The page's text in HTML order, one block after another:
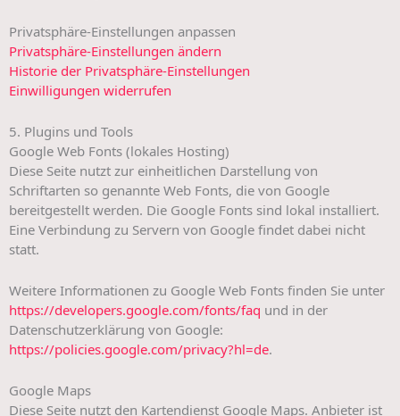
Privatsphäre-Einstellungen anpassen
Privatsphäre-Einstellungen ändern
Historie der Privatsphäre-Einstellungen
Einwilligungen widerrufen
5. Plugins und Tools
Google Web Fonts (lokales Hosting)
Diese Seite nutzt zur einheitlichen Darstellung von
Schriftarten so genannte Web Fonts, die von Google
bereitgestellt werden. Die Google Fonts sind lokal installiert.
Eine Verbindung zu Servern von Google findet dabei nicht
statt.
Weitere Informationen zu Google Web Fonts finden Sie unter
https://developers.google.com/fonts/faq und in der
Datenschutzerklärung von Google:
https://policies.google.com/privacy?hl=de.
Google Maps
Diese Seite nutzt den Kartendienst Google Maps. Anbieter ist